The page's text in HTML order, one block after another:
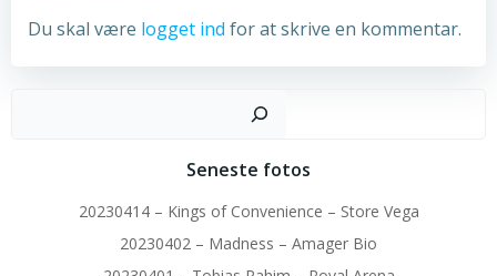
Du skal være logget ind for at skrive en kommentar.
Seneste fotos
20230414 – Kings of Convenience – Store Vega
20230402 – Madness – Amager Bio